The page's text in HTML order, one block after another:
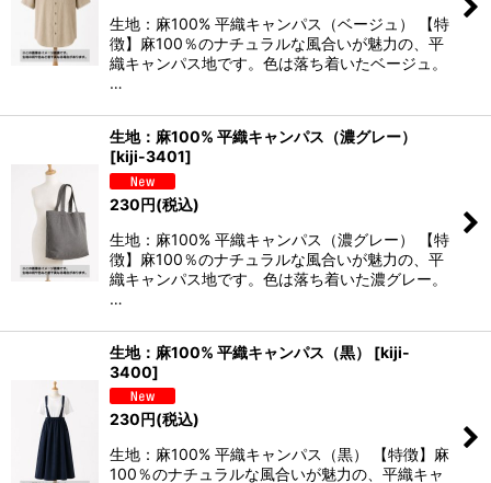
生地：麻100% 平織キャンパス（ベージュ） 【特
徴】麻100％のナチュラルな風合いが魅力の、平
織キャンパス地です。色は落ち着いたベージュ。
…
生地：麻100% 平織キャンパス（濃グレー）
[kiji-3401]
230円(税込)
生地：麻100% 平織キャンパス（濃グレー） 【特
徴】麻100％のナチュラルな風合いが魅力の、平
織キャンパス地です。色は落ち着いた濃グレー。
…
生地：麻100% 平織キャンパス（黒） [kiji-
3400]
230円(税込)
生地：麻100% 平織キャンパス（黒） 【特徴】麻
100％のナチュラルな風合いが魅力の、平織キャ